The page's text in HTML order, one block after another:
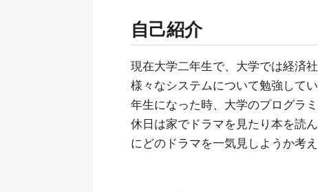
自己紹介
現在大学二年生で、大学では経済
様々なシステムについて勉強して
年生になった時、大学のプログラ
休日は家でドラマを見たり本を読
にどのドラマを一気見しようか考